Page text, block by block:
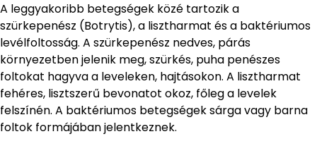
A leggyakoribb betegségek közé tartozik a
szürkepenész (Botrytis), a lisztharmat és a baktériumos
levélfoltosság. A szürkepenész nedves, párás
környezetben jelenik meg, szürkés, puha penészes
foltokat hagyva a leveleken, hajtásokon. A lisztharmat
fehéres, lisztszerű bevonatot okoz, főleg a levelek
felszínén. A baktériumos betegségek sárga vagy barna
foltok formájában jelentkeznek.